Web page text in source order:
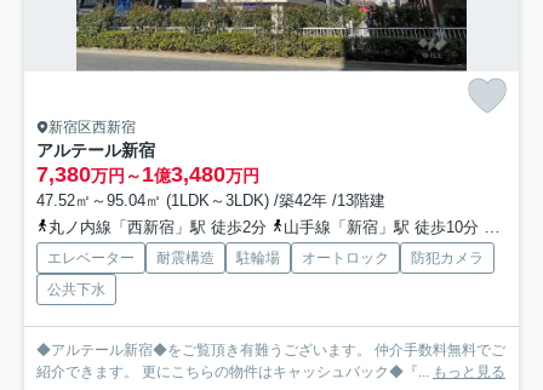
新宿区西新宿
アルテール新宿
7,380万円～1億3,480万円
47.52㎡～95.04㎡ (1LDK～3LDK) /築42年 /13階建
丸ノ内線「西新宿」駅 徒歩2分
山手線「新宿」駅 徒歩10分 都営
エレベーター 耐震構造 駐輪場 オートロック
防犯カメラ
公共下水
◆アルテール新宿◆をご覧頂き有難うございます。 仲介手数料無料でご
紹介できます。 更にこちらの物件はキャッシュバック◆『... もっと見る